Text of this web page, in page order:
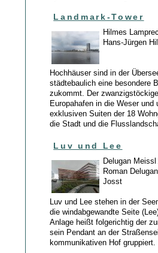
Landmark-Tower
Hilmes
Hans-Jürgen
Hochhäuser sind in der
städtebaulich eine besondere
zukommt. Der
Europahafen in die Weser
exklusiven Suiten der 18
die Stadt und die
Luv und Lee
Delugan
Roman
Josst
Luv und Lee stehen in der
die windabgewandte Seite
Anlage heißt folgerichtig der
sein Pendant an der
kommunikativen Hof